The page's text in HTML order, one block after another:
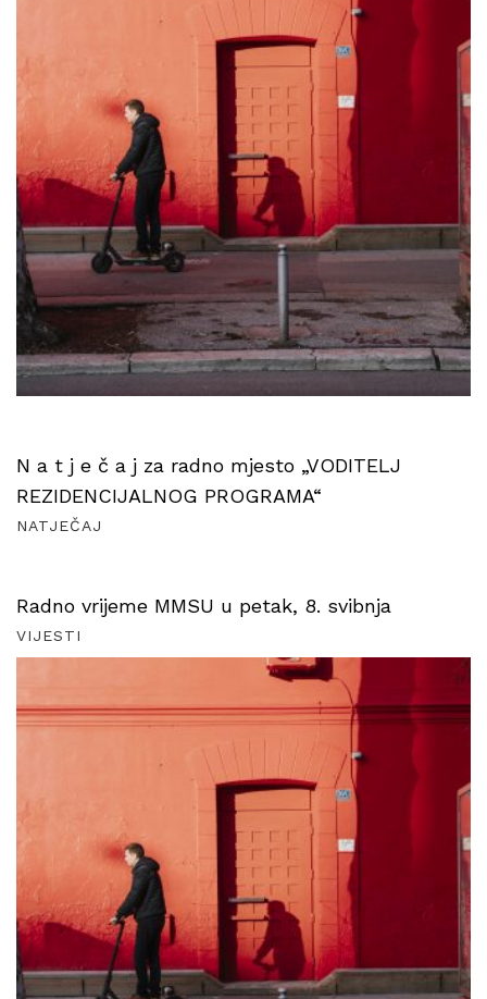
N a t j e č a j za radno mjesto „VODITELJ
REZIDENCIJALNOG PROGRAMA“
NATJEČAJ
Radno vrijeme MMSU u petak, 8. svibnja
VIJESTI